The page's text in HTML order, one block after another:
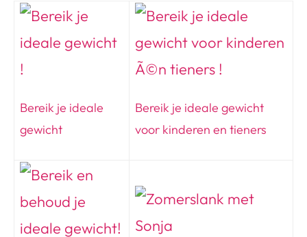
Bereik je ideale
gewicht
Bereik je ideale gewicht
voor kinderen en tieners